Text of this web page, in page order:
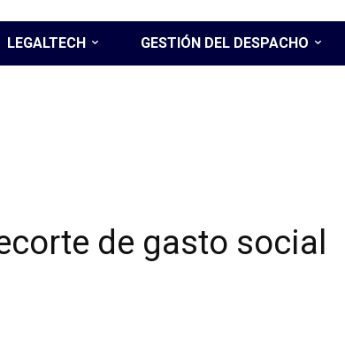
LEGALTECH GESTIÓN DEL DESPACHO
de gasto social